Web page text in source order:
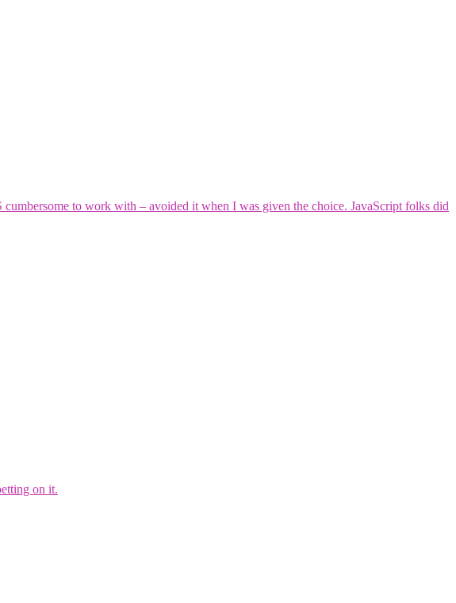
to work with – avoided it when I was given the choice. JavaScript folks did
on it.